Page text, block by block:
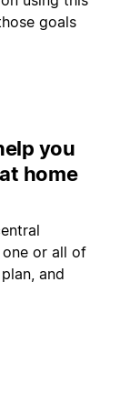
goals
you
home
or all of
and